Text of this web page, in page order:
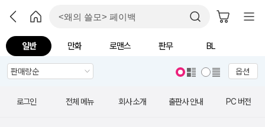
일반 만화 로맨스 판무 BL
옵션
로그인 전체 메뉴 회사 소개 출판사 안내 PC 버전